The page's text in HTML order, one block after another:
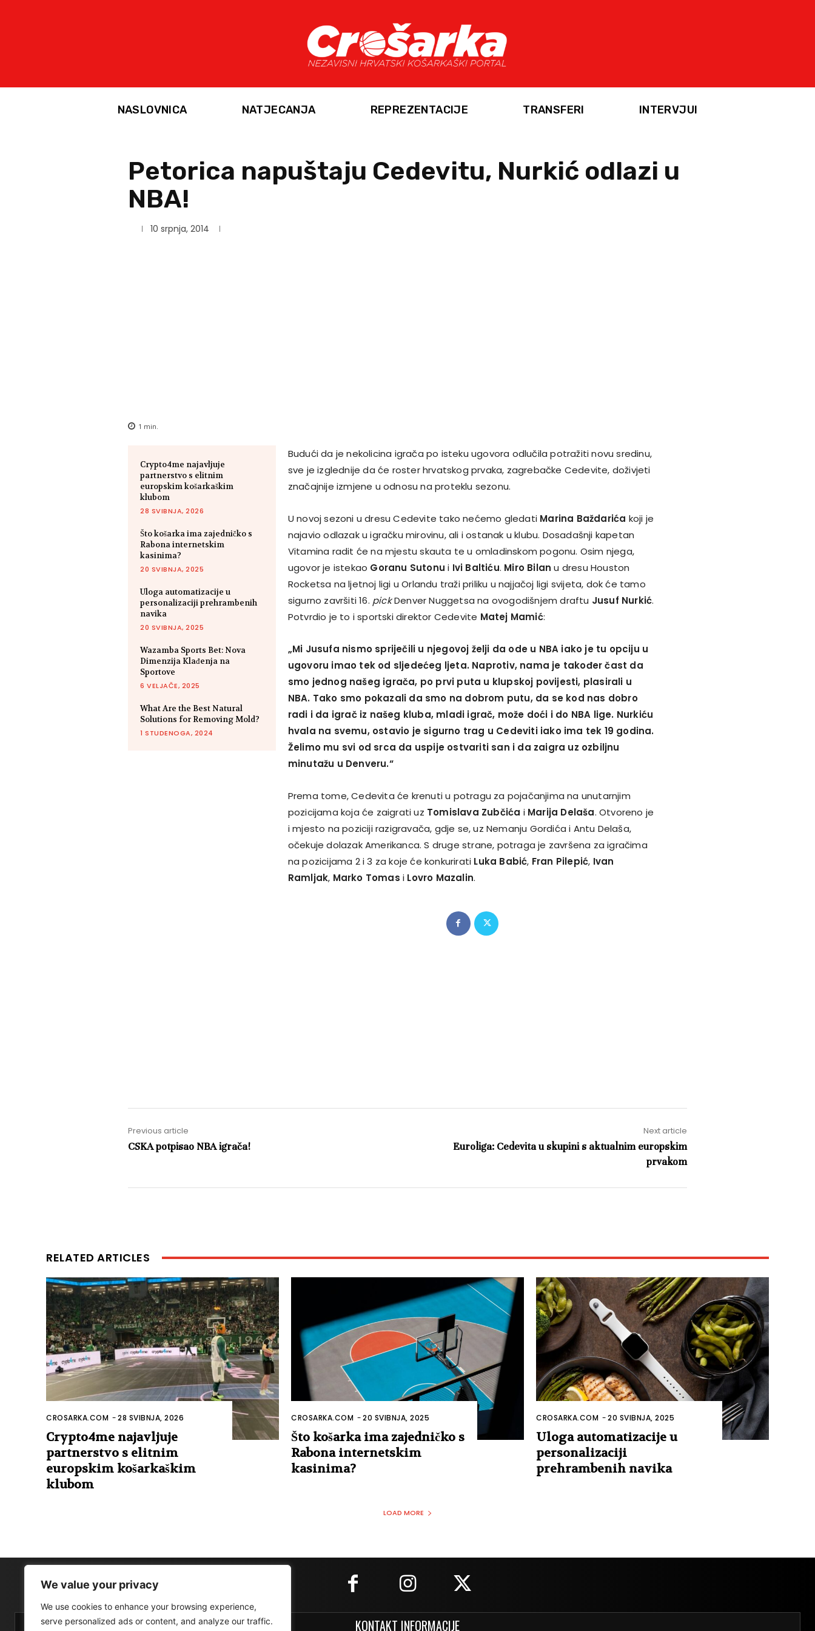
We value your privacy
We use cookies to enhance your browsing experience,
serve personalized ads or content, and analyze our traffic.
NASLOVNICA NATJECANJA REPREZENTACIJE TRANSFERI INTERVJUI
Petorica napuštaju Cedevitu, Nurkić odlazi u
NBA!
10 srpnja, 2014
1 min.
Crypto4me najavljuje
partnerstvo s elitnim
europskim košarkaškim
klubom
28 SVIBNJA, 2026
Što košarka ima zajedničko s
Rabona internetskim
kasinima?
20 SVIBNJA, 2025
Uloga automatizacije u
personalizaciji prehrambenih
navika
20 SVIBNJA, 2025
Wazamba Sports Bet: Nova
Dimenzija Klađenja na
Sportove
6 VELJAČE, 2025
What Are the Best Natural
Solutions for Removing Mold?
1 STUDENOGA, 2024
Budući da je nekolicina igrača po isteku ugovora odlučila potražiti novu sredinu,
sve je izglednije da će roster hrvatskog prvaka, zagrebačke Cedevite, doživjeti
značajnije izmjene u odnosu na proteklu sezonu.
U novoj sezoni u dresu Cedevite tako nećemo gledati Marina Baždarića koji je
najavio odlazak u igračku mirovinu, ali i ostanak u klubu. Dosadašnji kapetan
Vitamina radit će na mjestu skauta te u omladinskom pogonu. Osim njega,
ugovor je istekao Goranu Sutonu i Ivi Baltiću. Miro Bilan u dresu Houston
Rocketsa na ljetnoj ligi u Orlandu traži priliku u najjačoj ligi svijeta, dok će tamo
sigurno završiti 16. pickDenver Nuggetsa na ovogodišnjem draftu Jusuf Nurkić.
Potvrdio je to i sportski direktor Cedevite Matej Mamić:
„Mi Jusufa nismo spriječili u njegovoj želji da ode u NBA iako je tu opciju u
ugovoru imao tek od sljedećeg ljeta. Naprotiv, nama je također čast da
smo jednog našeg igrača, po prvi puta u klupskoj povijesti, plasirali u
NBA. Tako smo pokazali da smo na dobrom putu, da se kod nas dobro
radi i da igrač iz našeg kluba, mladi igrač, može doći i do NBA lige. Nurkiću
hvala na svemu, ostavio je sigurno trag u Cedeviti iako ima tek 19 godina.
Želimo mu svi od srca da uspije ostvariti san i da zaigra uz ozbiljnu
minutažu u Denveru.“
Prema tome, Cedevita će krenuti u potragu za pojačanjima na unutarnjim
pozicijama koja će zaigrati uz Tomislava Zubčića i Marija Delaša. Otvoreno je
i mjesto na poziciji razigravača, gdje se, uz Nemanju Gordića i Antu Delaša,
očekuje dolazak Amerikanca. S druge strane, potraga je završena za igračima
na pozicijama 2 i 3 za koje će konkurirati Luka Babić, Fran Pilepić, Ivan
Ramljak, Marko Tomas i Lovro Mazalin.
Previous article
CSKA potpisao NBA igrača!
Next article
Euroliga: Cedevita u skupini s aktualnim europskim
prvakom
RELATED ARTICLES
CROSARKA.COM -28 SVIBNJA, 2026
Crypto4me najavljuje
partnerstvo s elitnim
europskim košarkaškim
klubom
CROSARKA.COM -20 SVIBNJA, 2025
Što košarka ima zajedničko s
Rabona internetskim
kasinima?
CROSARKA.COM -20 SVIBNJA, 2025
Uloga automatizacije u
personalizaciji
prehrambenih navika
LOAD MORE
KONTAKT INFORMACIJE